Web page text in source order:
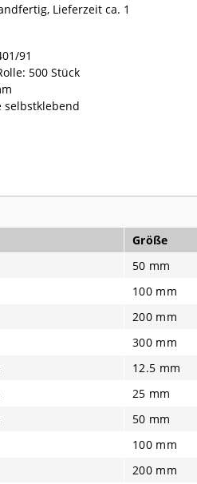
Lieferzeit ca. 1
91
500 Stück
selbstklebend
Größe
50 mm
100 mm
200 mm
300 mm
12.5 mm
25 mm
50 mm
100 mm
200 mm